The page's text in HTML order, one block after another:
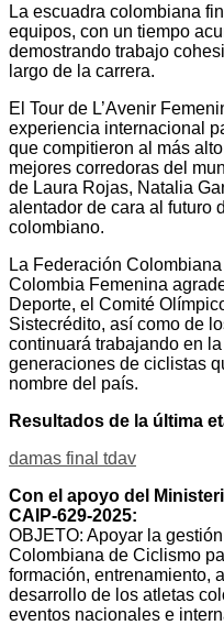
La escuadra colombiana
equipos, con un tiempo
demostrando trabajo
largo de la carrera.
El Tour de L’Avenir
experiencia internacional
que compitieron al más
mejores corredoras del
de Laura Rojas, Natalia
alentador de cara al futuro
colombiano.
La Federación
Colombia Femenina
Deporte, el Comité
Sistecrédito, así como de
continuará trabajando en
generaciones de ciclistas
nombre del país.
Resultados de la última
damas final tdav
Con el apoyo del
CAIP-629-2025:
OBJETO: Apoyar la
Colombiana de Ciclismo
formación, entrenamiento,
desarrollo de los atletas
eventos nacionales e